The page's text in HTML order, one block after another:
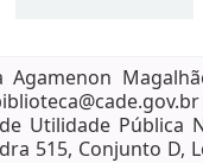
Agamenon
Utilidade Pública
515, Conjunto D,